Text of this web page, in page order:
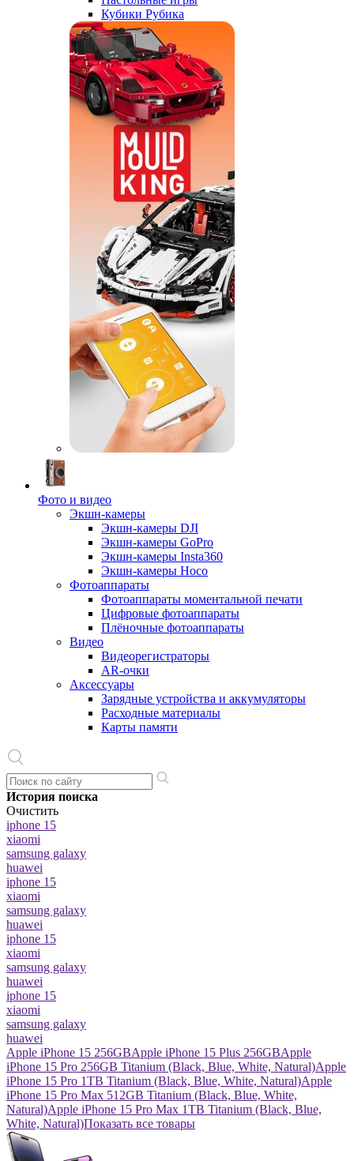
Кубики Рубика
Фото и видео
Экшн-камеры
Экшн-камеры DJI
Экшн-камеры GoPro
Экшн-камеры Insta360
Экшн-камеры Hoco
Фотоаппараты
Фотоаппараты моментальной печати
Цифровые фотоаппараты
Плёночные фотоаппараты
Видео
Видеорегистраторы
AR-очки
Аксессуары
Зарядные устройства и аккумуляторы
Расходные материалы
Карты памяти
История поиска
Очистить
iphone 15
xiaomi
samsung galaxy
huawei
iphone 15
xiaomi
samsung galaxy
huawei
iphone 15
xiaomi
samsung galaxy
huawei
iphone 15
xiaomi
samsung galaxy
huawei
Apple iPhone 15 256GBApple iPhone 15 Plus 256GBApple
iPhone 15 Pro 256GB Titanium (Black, Blue, White, Natural)Apple
iPhone 15 Pro 1TB Titanium (Black, Blue, White, Natural)Apple
iPhone 15 Pro Max 512GB Titanium (Black, Blue, White,
Natural)Apple iPhone 15 Pro Max 1TB Titanium (Black, Blue,
White, Natural)Показать все товары